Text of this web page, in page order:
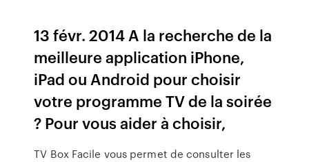
13 févr. 2014 A la recherche de la
meilleure application iPhone,
iPad ou Android pour choisir
votre programme TV de la soirée
? Pour vous aider à choisir,
TV Box Facile vous permet de consulter les